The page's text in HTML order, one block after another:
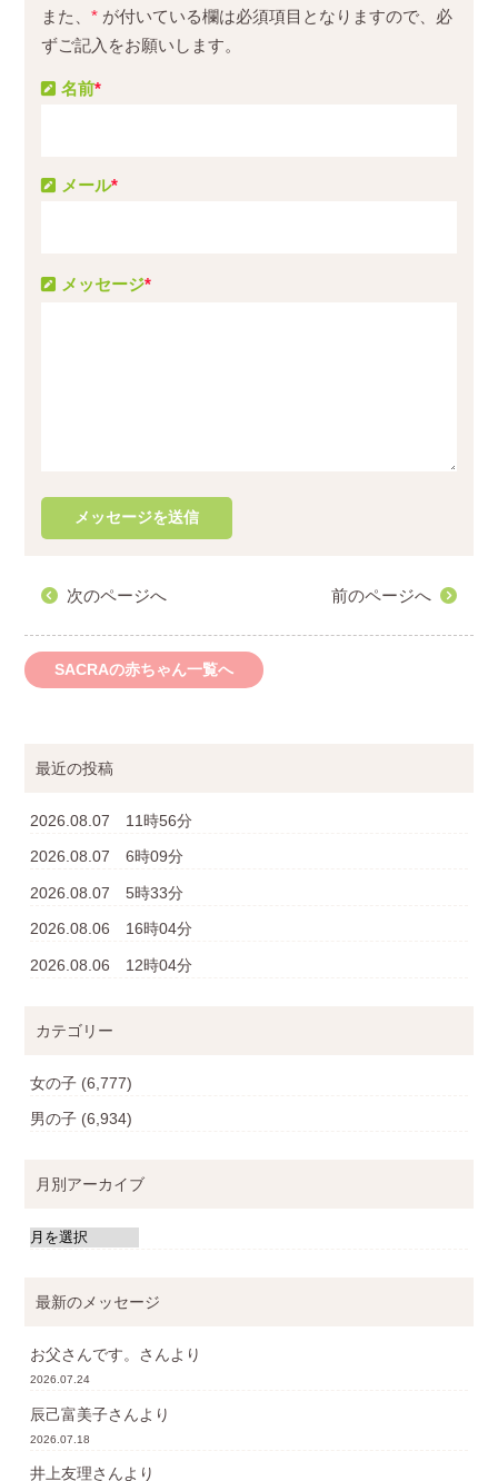
また、* が付いている欄は必須項目となりますので、必
ずご記入をお願いします。
メッセージ*
名前*
メール*
次のページへ 前のページへ
SACRAの赤ちゃん一覧へ
最近の投稿
2026.08.07 11時56分
2026.08.07 6時09分
2026.08.07 5時33分
2026.08.06 16時04分
2026.08.06 12時04分
カテゴリー
女の子 (6,777)
男の子 (6,934)
月別アーカイブ
最新のメッセージ
お父さんです。 さんより
2026.07.24
辰己富美子さんより
2026.07.18
井上友理さんより